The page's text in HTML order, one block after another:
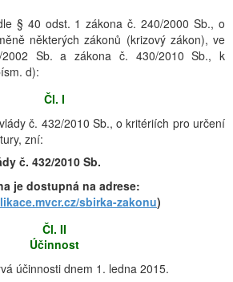
§ 40 odst. 1 zákona č. 240/2000 Sb., o
některých zákonů (krizový zákon), ve
Sb. a zákona č. 430/2010 Sb., k
d):
Čl. I
č. 432/2010 Sb., o kritériích pro určení
zní:
č. 432/2010 Sb.
je dostupná na adrese:
sbirka-zakonu)
Čl. II
Účinnost
účinnosti dnem 1. ledna 2015.